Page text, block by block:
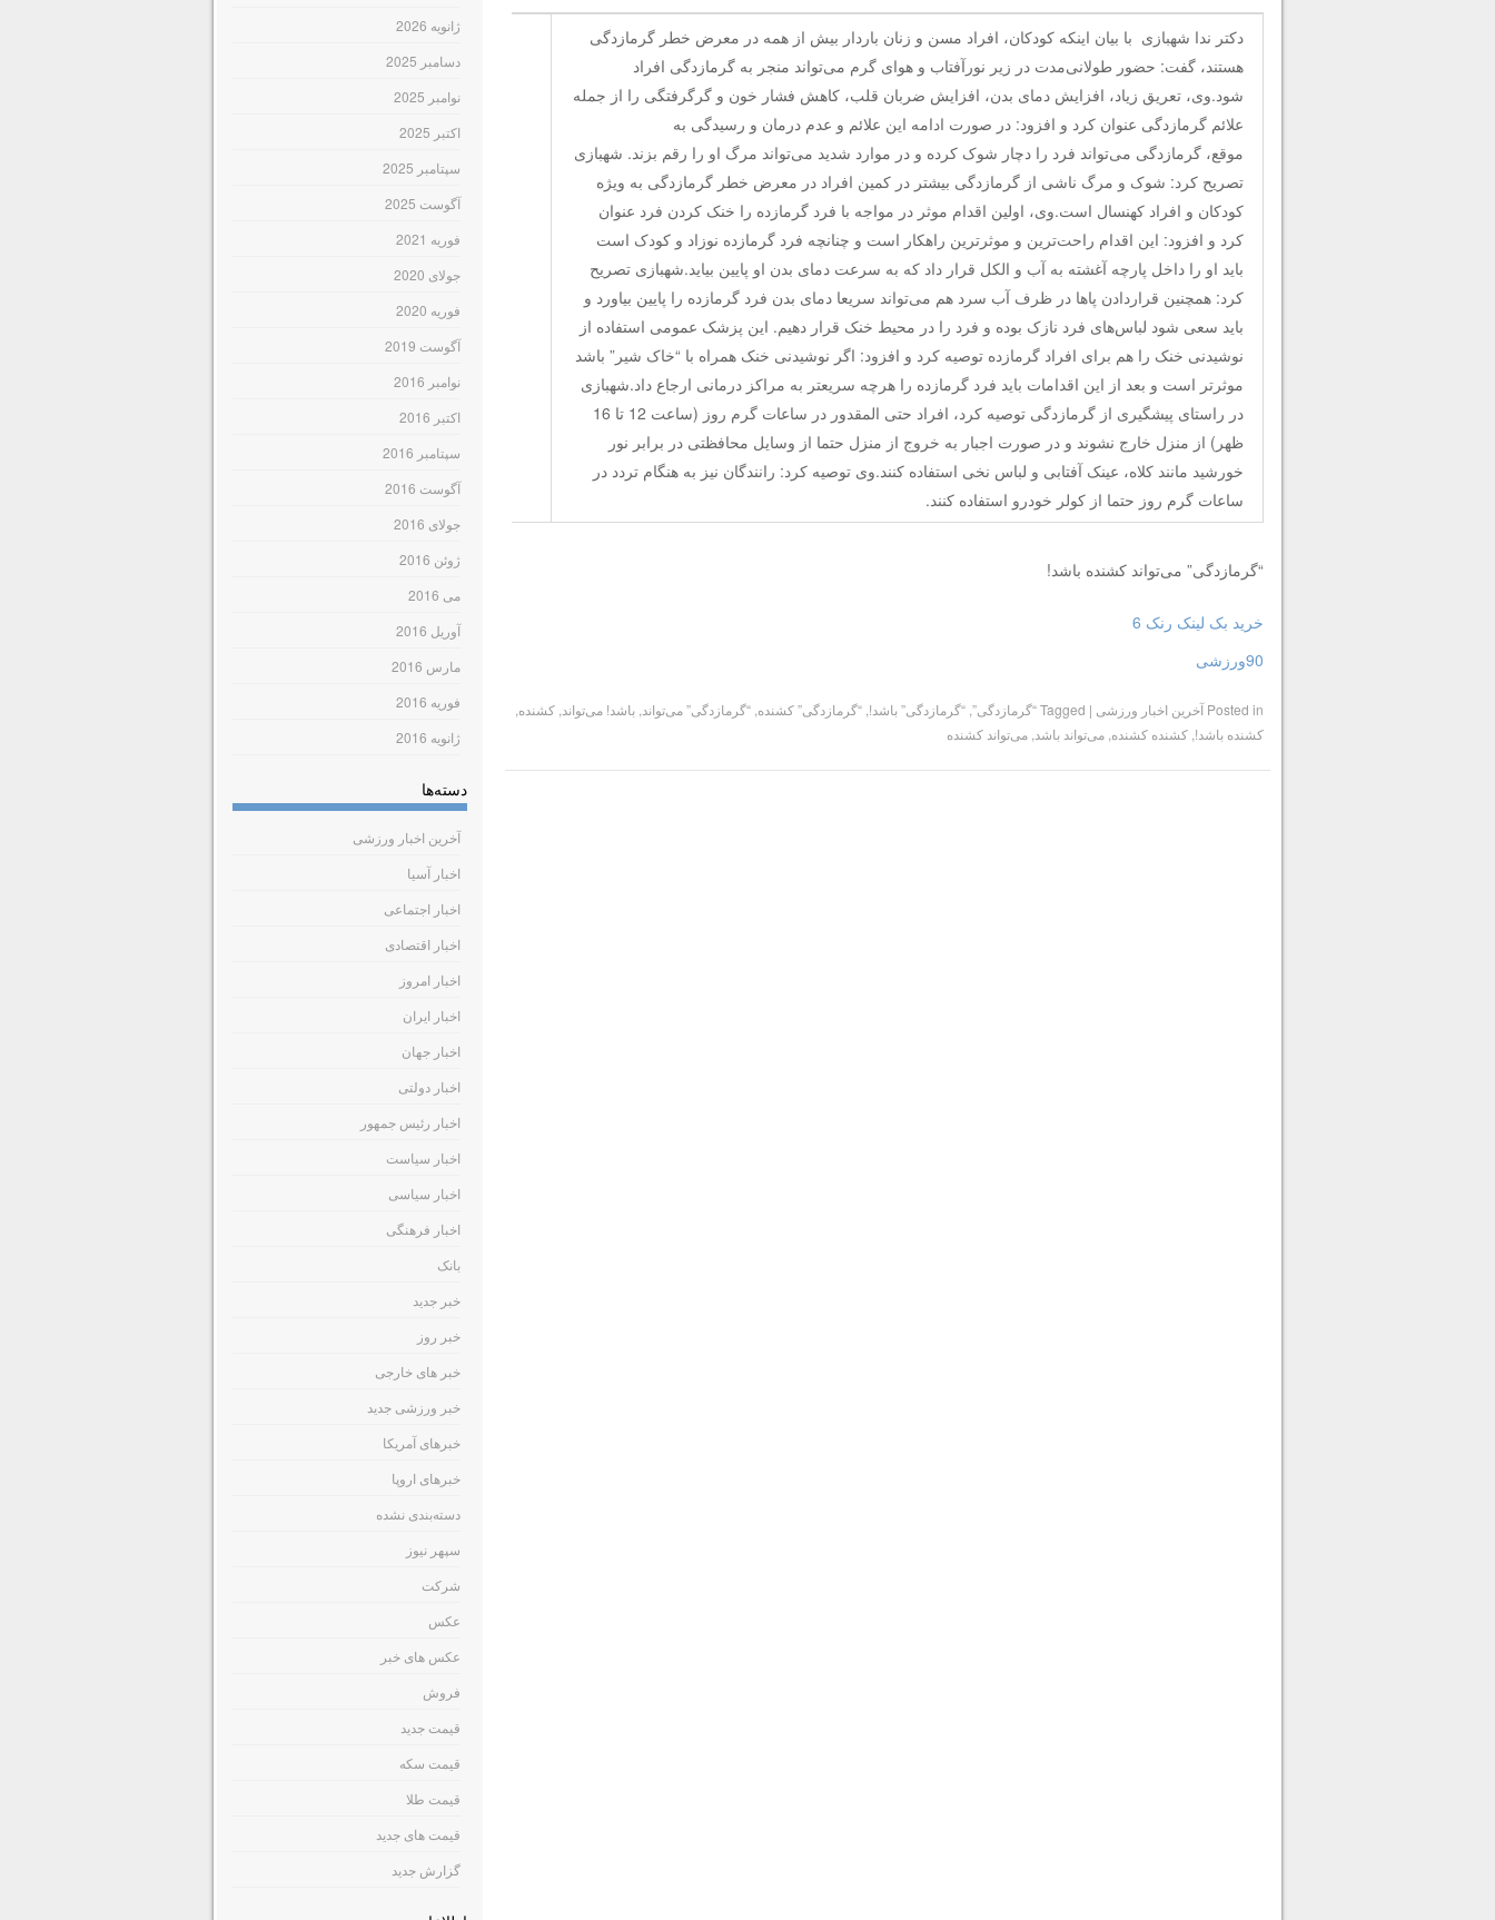
دکتر ندا شهبازی با بیان اینکه کودکان، افراد مسن و زنان باردار بیش از همه در معرض خطر گرمازدگی
هستند، گفت: حضور طولانی‌مدت در زیر نورآفتاب و هوای گرم می‌تواند منجر به گرمازدگی افراد
شود.وی، تعریق زیاد، افزایش دمای بدن، افزایش ضربان قلب، کاهش فشار خون و گرگرفتگی را از جمله
علائم گرمازدگی عنوان کرد و افزود: در صورت ادامه این علائم و عدم درمان و رسیدگی به
موقع، گرمازدگی می‌تواند فرد را دچار شوک کرده و در موارد شدید می‌تواند مرگ او را رقم بزند. شهبازی
تصریح کرد: شوک و مرگ ناشی از گرمازدگی بیشتر در کمین افراد در معرض خطر گرمازدگی به ویژه
کودکان و افراد کهنسال است.وی، اولین اقدام موثر در مواجه با فرد گرمازده را خنک کردن فرد عنوان
کرد و افزود: این اقدام راحت‌ترین و موثرترین راهکار است و چنانچه فرد گرمازده نوزاد و کودک است
باید او را داخل پارچه آغشته به آب و الکل قرار داد که به سرعت دمای بدن او پایین بیاید.شهبازی تصریح
کرد: همچنین قراردادن پاها در ظرف آب سرد هم می‌تواند سریعا دمای بدن فرد گرمازده را پایین بیاورد و
باید سعی شود لباس‌های فرد نازک بوده و فرد را در محیط خنک قرار دهیم. این پزشک عمومی استفاده از
نوشیدنی خنک را هم برای افراد گرمازده توصیه کرد و افزود: اگر نوشیدنی خنک همراه با “خاک شیر” باشد
موثرتر است و بعد از این اقدامات باید فرد گرمازده را هرچه سریعتر به مراکز درمانی ارجاع داد.شهبازی
در راستای پیشگیری از گرمازدگی توصیه کرد، افراد حتی المقدور در ساعات گرم روز (ساعت 12 تا 16
ظهر) از منزل خارج نشوند و در صورت اجبار به خروج از منزل حتما از وسایل محافظتی در برابر نور
خورشید مانند کلاه، عینک آفتابی و لباس نخی استفاده کنند.وی توصیه کرد: رانندگان نیز به هنگام تردد در
ساعات گرم روز حتما از کولر خودرو استفاده کنند.
“گرمازدگی” می‌تواند کشنده باشد!
خرید بک لینک رنک 6
90ورزشی
Posted in آخرین اخبار ورزشی |
Tagged“گرمازدگی”, “گرمازدگی” باشد! “گرمازدگی” کشنده “گرمازدگی” می‌تواند باشد! می‌تواند کشنده
کشنده باشد! کشنده کشنده می‌تواند باشد می‌تواند کشنده
ژانویه 2026
دسامبر 2025
نوامبر 2025
اکتبر 2025
سپتامبر 2025
آگوست 2025
فوریه 2021
جولای 2020
فوریه 2020
آگوست 2019
نوامبر 2016
اکتبر 2016
سپتامبر 2016
آگوست 2016
جولای 2016
ژوئن 2016
می 2016
آوریل 2016
مارس 2016
فوریه 2016
ژانویه 2016
دسته‌ها
آخرین اخبار ورزشی
اخبار آسیا
اخبار اجتماعی
اخبار اقتصادی
اخبار امروز
اخبار ایران
اخبار جهان
اخبار دولتی
اخبار رئیس جمهور
اخبار سیاست
اخبار سیاسی
اخبار فرهنگی
بانک
خبر جدید
خبر روز
خبر های خارجی
خبر ورزشی جدید
خبرهای آمریکا
خبرهای اروپا
دسته‌بندی نشده
سپهر نیوز
شرکت
عکس
عکس های خبر
فروش
قیمت جدید
قیمت سکه
قیمت طلا
قیمت های جدید
گزارش جدید